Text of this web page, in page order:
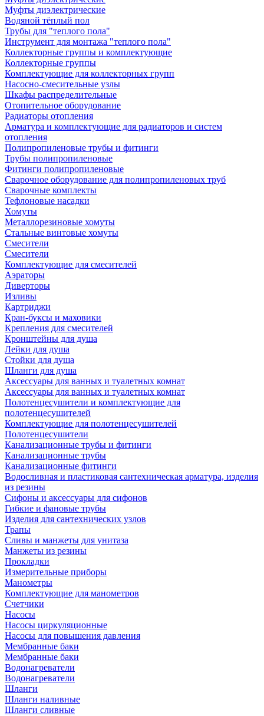
Муфты диэлектрические
Водяной тёплый пол
Трубы для "теплого пола"
Инструмент для монтажа "теплого пола"
Коллекторные группы и комплектующие
Коллекторные группы
Комплектующие для коллекторных групп
Насосно-смесительные узлы
Шкафы распределительные
Отопительное оборудование
Радиаторы отопления
Арматура и комплектующие для радиаторов и систем
отопления
Полипропиленовые трубы и фитинги
Трубы полипропиленовые
Фитинги полипропиленовые
Сварочное оборудование для полипропиленовых труб
Сварочные комплекты
Тефлоновые насадки
Хомуты
Металлорезиновые хомуты
Стальные винтовые хомуты
Смесители
Смесители
Комплектующие для смесителей
Аэраторы
Диверторы
Изливы
Картриджи
Кран-буксы и маховики
Крепления для смесителей
Кронштейны для душа
Лейки для душа
Стойки для душа
Шланги для душа
Аксессуары для ванных и туалетных комнат
Аксессуары для ванных и туалетных комнат
Полотенцесушители и комплектующие для
полотенцесушителей
Комплектующие для полотенцесушителей
Полотенцесушители
Канализационные трубы и фитинги
Канализационные трубы
Канализационные фитинги
Водосливная и пластиковая сантехническая арматура, изделия
из резины
Сифоны и аксессуары для сифонов
Гибкие и фановые трубы
Изделия для сантехнических узлов
Трапы
Сливы и манжеты для унитаза
Манжеты из резины
Прокладки
Измерительные приборы
Манометры
Комплектующие для манометров
Счетчики
Насосы
Насосы циркуляционные
Насосы для повышения давления
Мембранные баки
Мембранные баки
Водонагреватели
Водонагреватели
Шланги
Шланги наливные
Шланги сливные